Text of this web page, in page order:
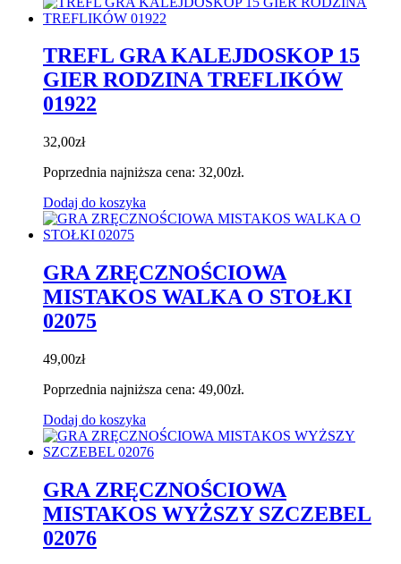
TREFL GRA KALEJDOSKOP 15
GIER RODZINA TREFLIKÓW
01922
32,00zł
Poprzednia najniższa cena: 32,00zł.
Dodaj do koszyka
GRA ZRĘCZNOŚCIOWA
MISTAKOS WALKA O STOŁKI
02075
49,00zł
Poprzednia najniższa cena: 49,00zł.
Dodaj do koszyka
GRA ZRĘCZNOŚCIOWA
MISTAKOS WYŻSZY SZCZEBEL
02076